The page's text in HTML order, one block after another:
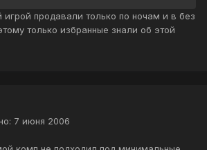
игрой продавали только по ночам и в без
только избранные знали об этой
7 июня 2006